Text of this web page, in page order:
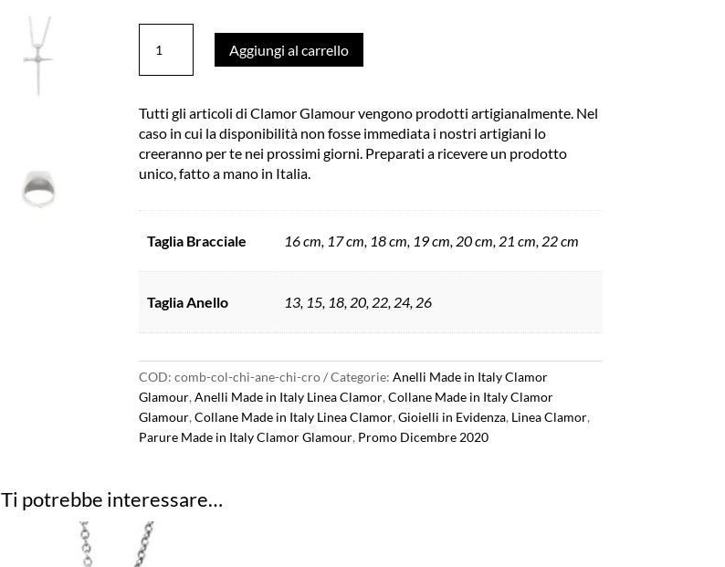
Collana
Chiodo
Anello
Chiodo
Croce
Argento
in
Italy
Clamor
Glamour
quantità
Aggiungi al carrello
Tutti gli articoli di Clamor Glamour vengono prodotti artigianalmente. Nel
caso in cui la disponibilità non fosse immediata i nostri artigiani lo
creeranno per te nei prossimi giorni. Preparati a ricevere un prodotto
unico, fatto a mano in Italia.
Taglia Bracciale 16 cm, 17 cm, 18 cm, 19 cm, 20 cm, 21 cm, 22 cm
Taglia Anello 13, 15, 18, 20, 22, 24, 26
COD: comb-col-chi-ane-chi-cro Categorie: Anelli Made in Italy Clamor
Glamour, Anelli Made in Italy Linea Clamor, Collane Made in Italy Clamor
Glamour, Collane Made in Italy Linea Clamor, Gioielli in Evidenza, Linea Clamor,
Parure Made in Italy Clamor Glamour, Promo Dicembre 2020
Ti potrebbe interessare…